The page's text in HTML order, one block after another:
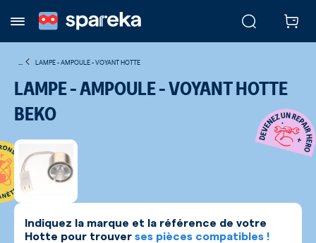
LAMPE - AMPOULE - VOYANT HOTTE
LAMPE - AMPOULE - VOYANT HOTTE
BEKO
Indiquez la marque et la référence de votre
Hotte pour trouver ses pièces compatibles !